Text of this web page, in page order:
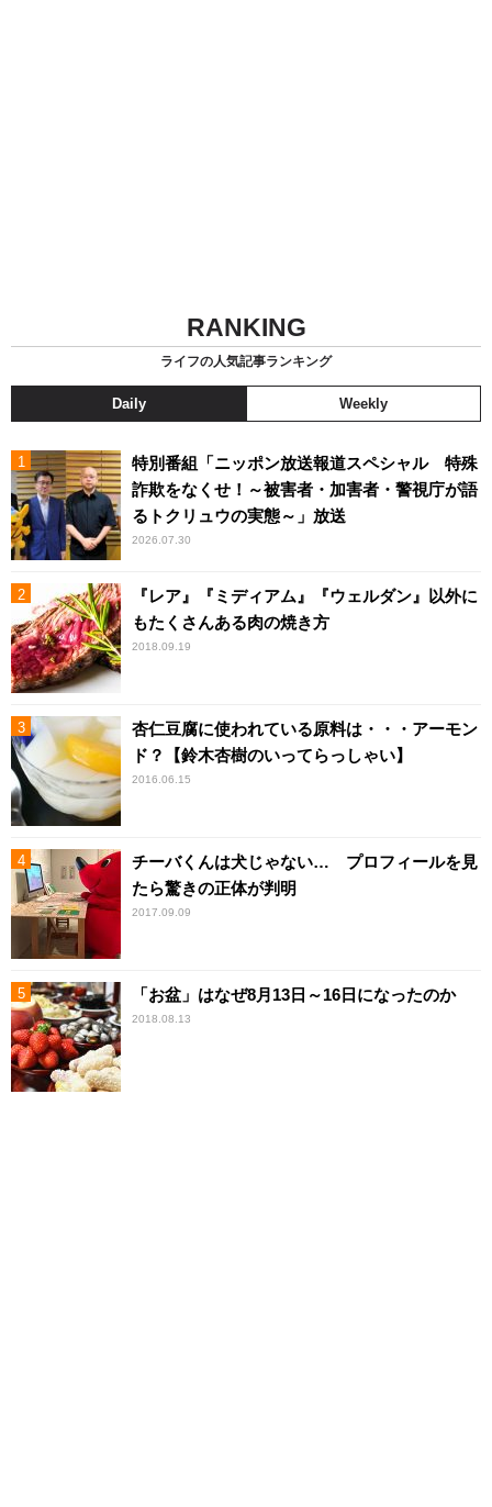
RANKING
ライフの人気記事ランキング
Daily Weekly
特別番組「ニッポン放送報道スペシャル 特殊
詐欺をなくせ！～被害者・加害者・警視庁が語
るトクリュウの実態～」放送
2026.07.30
『レア』『ミディアム』『ウェルダン』以外に
もたくさんある肉の焼き方
2018.09.19
杏仁豆腐に使われている原料は・・・アーモン
ド？【鈴木杏樹のいってらっしゃい】
2016.06.15
チーバくんは犬じゃない… プロフィールを見
たら驚きの正体が判明
2017.09.09
「お盆」はなぜ8月13日～16日になったのか
2018.08.13